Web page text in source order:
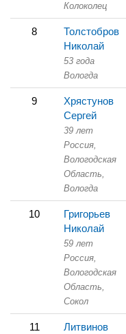
Колоколец
8
Толстобров
Николай
53 года
Вологда
9
Хрястунов
Сергей
39 лет
Россия,
Вологодская
Область,
Вологда
10
Григорьев
Николай
59 лет
Россия,
Вологодская
Область,
Сокол
11 Литвинов